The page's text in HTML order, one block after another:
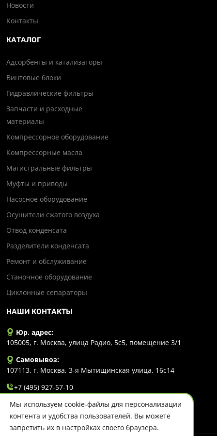
Новости
Контакты
КАТАЛОГ
Адсорбенты и катализаторы
Винтовые блоки
Гидравлические фильтры
Запчасти и расходные
материалы
Компрессорное оборудование
Компрессорные масла
Магистральные фильтры
Муфты и приводы
Насосное оборудование
Осушители сжатого воздуха
Отвод конденсата
Разделители конденсата
Ремонт и обслуживание
Станочное оборудование
Циклонные сепараторы
НАШИ КОНТАКТЫ
Юр. адрес:
105005, г. Москва, улица Радио, 5с5, помещение 3/1
Самовывоз:
107113, г. Москва, 3-я Мытищинская улица, 16с14
+7 (495) 927-57-10
info@evlart.ru
Мы используем cookie-файлы для персонализации
контента и удобства пользователей. Вы можете
запретить их в настройках своего браузера.